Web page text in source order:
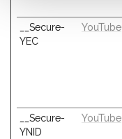
__Secure-
YEC
YouTube
__Secure-
YNID
YouTube